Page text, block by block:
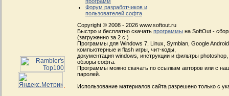
Форум разработчиков и
пользователей софта
Copyright © 2008 - 2026 www.softout.ru
Быстро и бесплатно скачать программы на SoftOut -
(загруженно за 2 с.)
Программы для Windows 7, Linux, Symbian, Google
компьютерные и flash игры, чит-коды,
документация windows, инструкции и фильтры
обзоры софта.
Программы можно скачать по ссылкам авторов или с
паролей.
Использование материалов сайта разрешено только с